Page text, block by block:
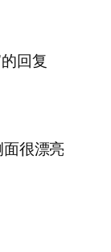
回复
很漂亮